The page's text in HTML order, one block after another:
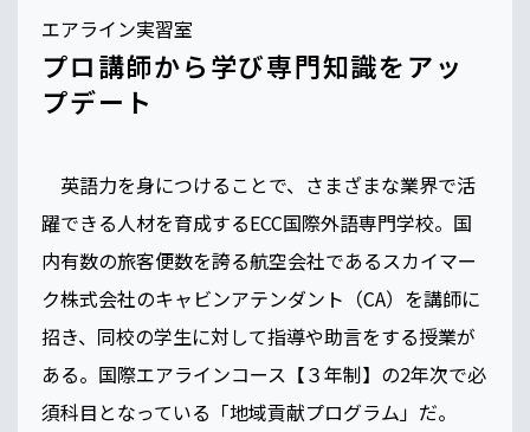
エアライン実習室
プロ講師から学び専門知識をアッ
プデート
英語力を身につけることで、さまざまな業界で活
躍できる人材を育成するECC国際外語専門学校。国
内有数の旅客便数を誇る航空会社であるスカイマー
ク株式会社のキャビンアテンダント（CA）を講師に
招き、同校の学生に対して指導や助言をする授業が
ある。国際エアラインコース【３年制】の2年次で必
須科目となっている「地域貢献プログラム」だ。